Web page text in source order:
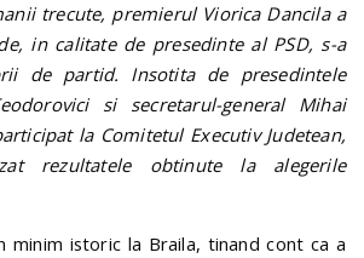
trecute, premierul Viorica Dancila a
in calitate de presedinte al PSD, s-a
de partid. Insotita de presedintele
si secretarul-general Mihai
la Comitetul Executiv Judetean,
rezultatele obtinute la alegerile
minim istoric la Braila, tinand cont ca a